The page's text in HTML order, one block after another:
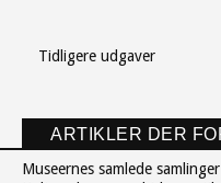
Tidligere udgaver
ARTIKLER DER
Museernes samlede samlinger